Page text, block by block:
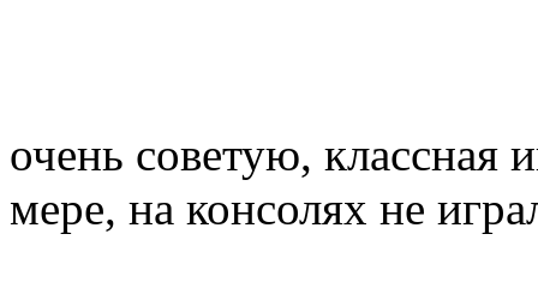
очень советую, классная
мере, на консолях не